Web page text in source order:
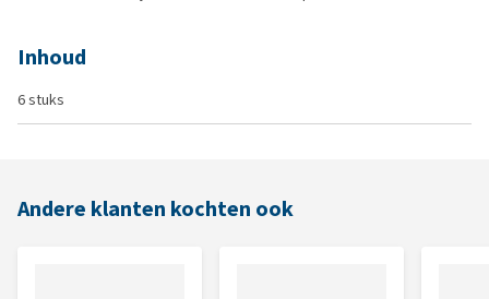
Inhoud
6 stuks
Andere klanten kochten ook